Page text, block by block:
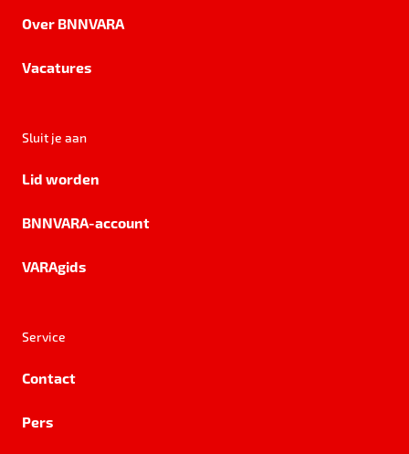
Over BNNVARA
Vacatures
Sluit je aan
Lid worden
BNNVARA-account
VARAgids
Service
Contact
Pers